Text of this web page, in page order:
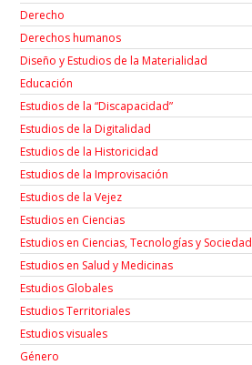
Derecho
Derechos humanos
Diseño y Estudios de la Materialidad
Educación
Estudios de la “Discapacidad”
Estudios de la Digitalidad
Estudios de la Historicidad
Estudios de la Improvisación
Estudios de la Vejez
Estudios en Ciencias
Estudios en Ciencias, Tecnologías y Sociedad
Estudios en Salud y Medicinas
Estudios Globales
Estudios Territoriales
Estudios visuales
Género